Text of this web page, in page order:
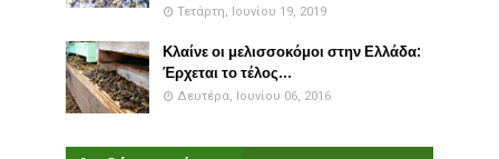
Τετάρτη, Ιουνίου 19, 2019
Κλαίνε οι μελισσοκόμοι στην Ελλάδα:
Έρχεται το τέλος...
Δευτέρα, Ιουνίου 06, 2016